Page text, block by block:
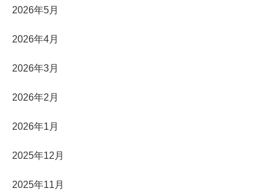
2026年5月
2026年4月
2026年3月
2026年2月
2026年1月
2025年12月
2025年11月